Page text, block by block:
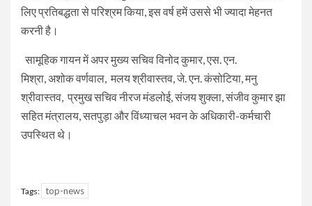
लिए प्रतिबद्धता से परिश्रम किया, इस वर्ष हमें उससे भी ज्यादा मेहनत
करनी है।
सामूहिक गायन में अपर मुख्य सचिव विनोद कुमार, एस. एन.
मिश्रा, अशोक वर्णवाल, मलय श्रीवास्तव, जे. एन. कंसोटिया, मनु
श्रीवास्तव, प्रमुख सचिव नीरज मंडलोई, संजय शुक्ला, संजीव कुमार झा
सहित मंत्रालय, सतपुड़ा और विंध्याचल भवन के अधिकारी-कर्मचारी
उपस्थित थे।
Tags: top-news